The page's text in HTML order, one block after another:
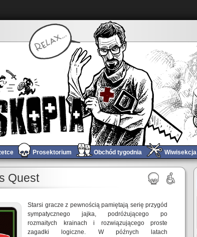
Prosektorium Obchód tygodnia Wiwisekcja
Need for Speed trafi do kin»
Quest
Starsi gracze z pewnością pamiętają serię przygód
sympatycznego jajka, podróżującego po
rozmaitych krainach i rozwiązującego proste
zagadki logiczne. W późnych latach